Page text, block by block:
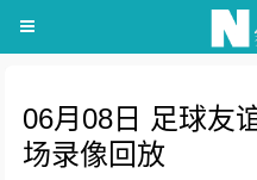
06月08日 足球友
场录像回放